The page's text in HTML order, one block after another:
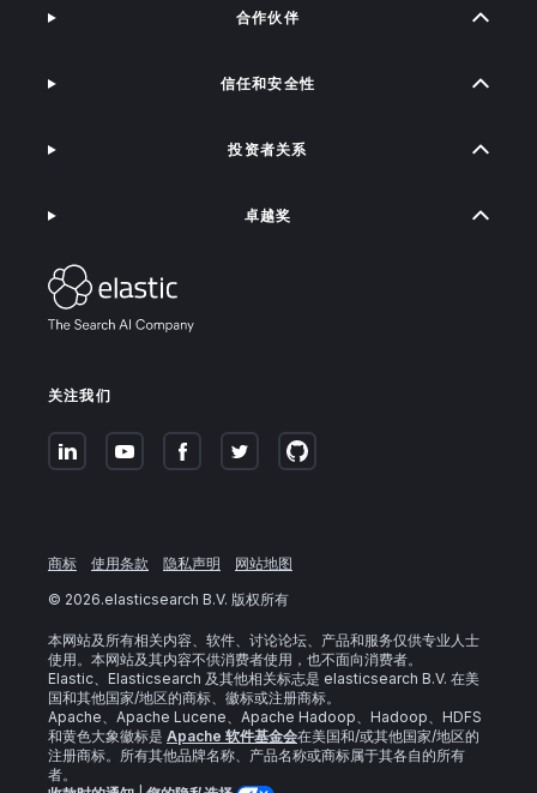
关注我们
合作伙伴
信任和安全性
投资者关系
卓越奖
商标 使用条款 隐私声明
网站地图
© 2026.elasticsearch B.V. 版权所有
本网站及所有相关内容、软件、讨论论坛、产品和服务仅供专业人士
使用。本网站及其内容不供消费者使用，也不面向消费者。
Elastic、Elasticsearch 及其他相关标志是 elasticsearch B.V. 在美
国和其他国家/地区的商标、徽标或注册商标。
Apache、Apache Lucene、Apache Hadoop、Hadoop、HDFS
和黄色大象徽标是 Apache 软件基金会在美国和/或其他国家/地区的
注册商标。所有其他品牌名称、产品名称或商标属于其各自的所有
者。